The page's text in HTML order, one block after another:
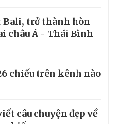
Bali, trở thành hòn
châu Á - Thái Bình
chiếu trên kênh nào
câu chuyện đẹp về